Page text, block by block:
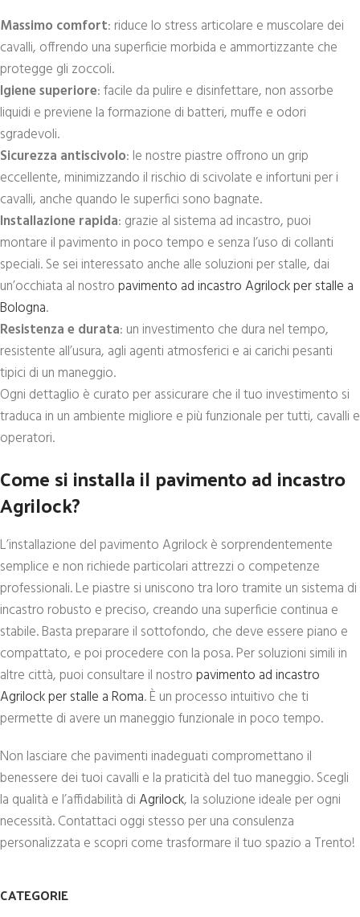
Massimo comfort: riduce lo stress articolare e muscolare dei
cavalli, offrendo una superficie morbida e ammortizzante che
protegge gli zoccoli.
Igiene superiore: facile da pulire e disinfettare, non assorbe
liquidi e previene la formazione di batteri, muffe e odori
sgradevoli.
Sicurezza antiscivolo: le nostre piastre offrono un grip
eccellente, minimizzando il rischio di scivolate e infortuni per i
cavalli, anche quando le superfici sono bagnate.
Installazione rapida: grazie al sistema ad incastro, puoi
montare il pavimento in poco tempo e senza l’uso di collanti
speciali. Se sei interessato anche alle soluzioni per stalle, dai
un’occhiata al nostropavimento ad incastro Agrilock per stalle a
Bologna.
Resistenza e durata: un investimento che dura nel tempo,
resistente all’usura, agli agenti atmosferici e ai carichi pesanti
tipici di un maneggio.
Ogni dettaglio è curato per assicurare che il tuo investimento si
traduca in un ambiente migliore e più funzionale per tutti, cavalli e
operatori.
Come si installa il pavimento ad incastro
Agrilock?
L’installazione del pavimento Agrilock è sorprendentemente
semplice e non richiede particolari attrezzi o competenze
professionali. Le piastre si uniscono tra loro tramite un sistema di
incastro robusto e preciso, creando una superficie continua e
stabile. Basta preparare il sottofondo, che deve essere piano e
compattato, e poi procedere con la posa. Per soluzioni simili in
altre città, puoi consultare il nostropavimento ad incastro
Agrilock per stalle a Roma. È un processo intuitivo che ti
permette di avere un maneggio funzionale in poco tempo.
Non lasciare che pavimenti inadeguati compromettano il
benessere dei tuoi cavalli e la praticità del tuo maneggio. Scegli
la qualità e l’affidabilità diAgrilock, la soluzione ideale per ogni
necessità. Contattaci oggi stesso per una consulenza
personalizzata e scopri come trasformare il tuo spazio a Trento!
CATEGORIE